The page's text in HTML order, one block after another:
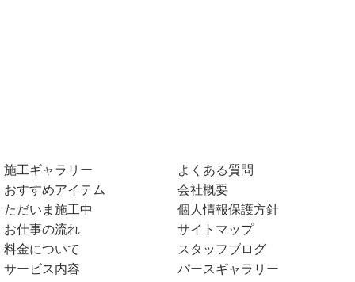
施工ギャラリー
おすすめアイテム
ただいま施工中
お仕事の流れ
料金について
サービス内容
よくある質問
会社概要
個人情報保護方針
サイトマップ
スタッフブログ
パースギャラリー